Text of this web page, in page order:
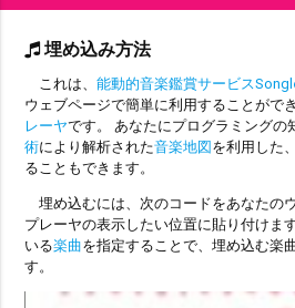
埋め込み方法
これは、能動的音楽鑑賞サービス
ウェブページで簡単に利用することがで
レーヤです。 あなたにプログラミングの
術により解析された音楽地図を利用した
ることもできます。
埋め込むには、次のコードをあなたの
プレーヤの表示したい位置に貼り付けま
いる楽曲を指定することで、埋め込む楽
す。